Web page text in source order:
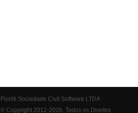
Fiorilli Sociedade Civil Software LTDA
© Copyright 2012-2026. Todos os Direitos